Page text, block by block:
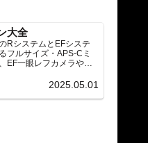
大全
RシステムとEFシステ
フルサイズ・APS-Cミ
EF一眼レフカメラや
カテゴリ別に網羅し、効
ンク設計で回遊性向上
2025.05.01